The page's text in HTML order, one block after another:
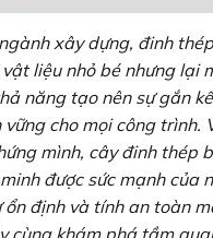
xây dựng, đinh
liệu nhỏ bé nhưng lại
năng tạo nên sự gắn
vững cho mọi công trình.
mình, cây đinh thép
được sức mạnh của
ổn định và tính an toàn